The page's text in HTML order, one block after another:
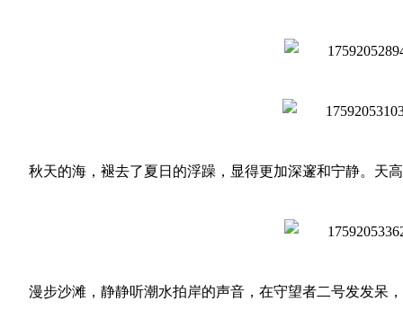
秋天的海，褪去了夏日的浮躁，显得更加深邃和宁静。天
漫步沙滩，静静听潮水拍岸的声音，在守望者二号发发呆